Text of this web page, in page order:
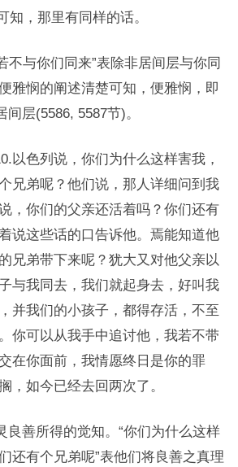
知，那里有同样的话。
不与你们同来”表除非居间层与你同
雅悯的阐述清楚可知，便雅悯，即
间层(5586, 5587节)。
以色列说，你们为什么这样害我，
兄弟呢？他们说，那人详细问到我
，你们的父亲还活着吗？你们还有
说这些话的口告诉他。焉能知道他
兄弟带下来呢？犹大又对他父亲以
与我同去，我们就起身去，好叫我
并我们的小孩子，都得存活，不至
你可以从我手中追讨他，我若不带
在你面前，我情愿终日是你的罪
，如今已经去回两次了。
良善所得的觉知。“你们为什么这样
还有个兄弟呢”表他们将良善之真理